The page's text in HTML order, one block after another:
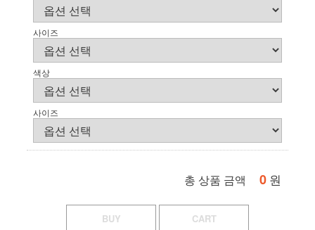
사이즈
색상
사이즈
총 상품 금액 0 원
BUY CART